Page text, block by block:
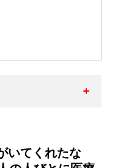
いてくれたな